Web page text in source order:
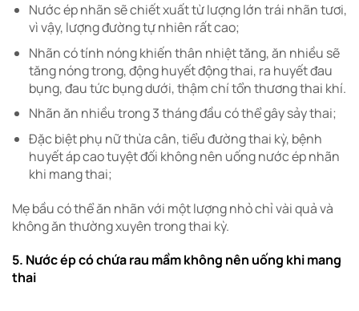
Nước ép nhãn sẽ chiết xuất từ lượng lớn trái nhãn tươi,
vì vậy, lượng đường tự nhiên rất cao;
Nhãn có tính nóng khiến thân nhiệt tăng, ăn nhiều sẽ
tăng nóng trong, động huyết động thai, ra huyết đau
bụng, đau tức bụng dưới, thậm chí tổn thương thai khí.
Nhãn ăn nhiều trong 3 tháng đầu có thể gây sảy thai;
Đặc biệt phụ nữ thừa cân, tiểu đường thai kỳ, bệnh
huyết áp cao tuyệt đối không nên uống nước ép nhãn
khi mang thai;
Mẹ bầu có thể ăn nhãn với một lượng nhỏ chỉ vài quả và
không ăn thường xuyên trong thai kỳ.
5. Nước ép có chứa rau mầm không nên uống khi mang
thai